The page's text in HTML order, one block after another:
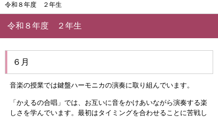
令和８年度 ２年生
令和８年度 ２年生
６月
音楽の授業では鍵盤ハーモニカの演奏に取り組んでいます。
「かえるの合唱」では、お互いに音をかけあいながら演奏する楽
しさを学んでいます。最初はタイミングを合わせることに苦戦し